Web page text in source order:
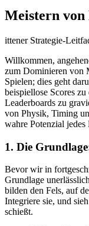
Meistern
ittener Strategie-
Willkommen,
zum Dominieren von
Spielen; dies geht
beispiellose Scores
Leaderboards zu
von Physik, Timing
wahre Potenzial jedes
1. Die
Bevor wir in
Grundlage
bilden den Fels, auf
Integriere sie, und
schießt.